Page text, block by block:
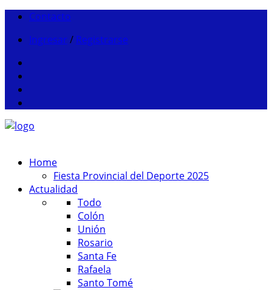
Contacto
Ingresar / Registrarse
Home
Fiesta Provincial del Deporte 2025
Actualidad
Todo
Colón
Unión
Rosario
Santa Fe
Rafaela
Santo Tomé